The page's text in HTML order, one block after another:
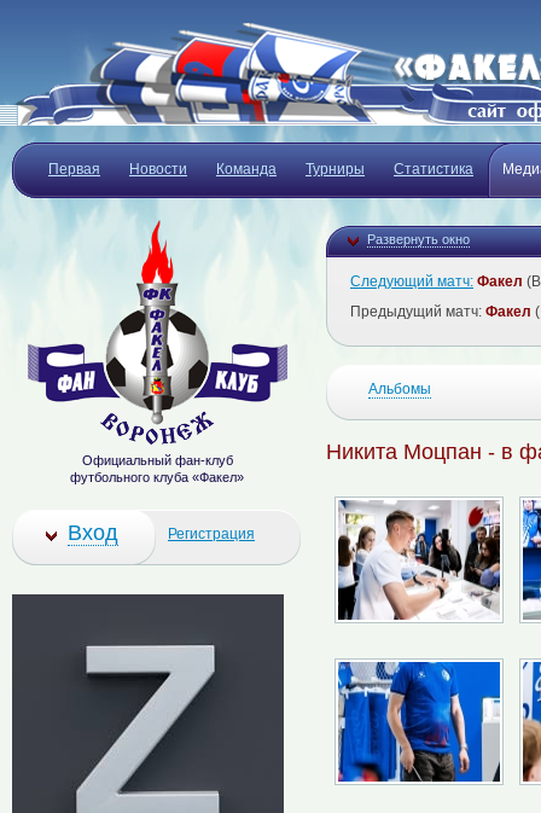
Первая Новости Команда Турниры Статистика
Развернуть окно
Следующий матч: Факел
Предыдущий матч: Факел
Альбомы
Никита Моцпан - в
Официальный фан-клуб
футбольного клуба «Факел»
Вход Регистрация